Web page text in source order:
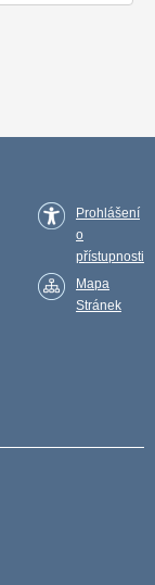
Prohlášení
o
přístupnosti
Mapa
Stránek